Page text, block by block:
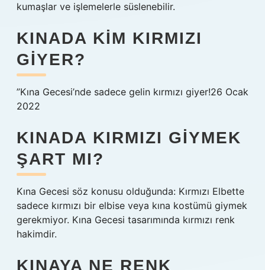
kumaşlar ve işlemelerle süslenebilir.
KINADA KIM KIRMIZI
GIYER?
”Kına Gecesi’nde sadece gelin kırmızı giyer!26 Ocak
2022
KINADA KIRMIZI GIYMEK
ŞART MI?
Kına Gecesi söz konusu olduğunda: Kırmızı Elbette
sadece kırmızı bir elbise veya kına kostümü giymek
gerekmiyor. Kına Gecesi tasarımında kırmızı renk
hakimdir.
KINAYA NE RENK